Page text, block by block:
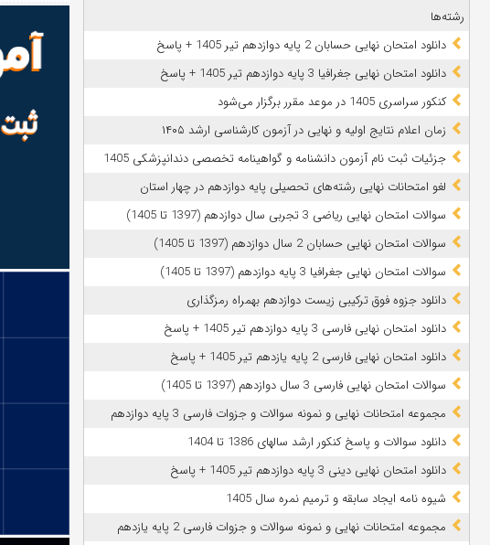
رشته‌ها
دانلود امتحان نهایی حسابان 2 پایه دوازدهم تیر 1405 + پاسخ
دانلود امتحان نهایی جغرافیا 3 پایه دوازدهم تیر 1405 + پاسخ
کنکور سراسری 1405 در موعد مقرر برگزار می‌شود
زمان اعلام نتایج اولیه و نهایی در آزمون کارشناسی ارشد ۱۴۰۵
جزئیات ثبت نام آزمون دانشنامه و گواهینامه تخصصی دندانپزشکی 1405
لغو امتحانات نهایی رشته‌های تحصیلی پایه دوازدهم در چهار استان
سوالات امتحان نهایی ریاضی 3 تجربی سال دوازدهم (1397 تا 1405)
سوالات امتحان نهایی حسابان 2 سال دوازدهم (1397 تا 1405)
سوالات امتحان نهایی جغرافیا 3 پایه دوازدهم (1397 تا 1405)
دانلود جزوه فوق ترکیبی زیست دوازدهم بهمراه رمزگذاری
دانلود امتحان نهایی فارسی 3 پایه دوازدهم تیر 1405 + پاسخ
دانلود امتحان نهایی فارسی 2 پایه یازدهم تیر 1405 + پاسخ
سوالات امتحان نهایی فارسی 3 سال دوازدهم (1397 تا 1405)
مجموعه امتحانات نهایی و نمونه سوالات و جزوات فارسی 3 پایه دوازدهم
دانلود سوالات و پاسخ کنکور ارشد سالهای 1386 تا 1404
دانلود امتحان نهایی دینی 3 پایه دوازدهم تیر 1405 + پاسخ
شیوه نامه ایجاد سابقه و ترمیم نمره سال 1405
مجموعه امتحانات نهایی و نمونه سوالات و جزوات فارسی 2 پایه یازدهم